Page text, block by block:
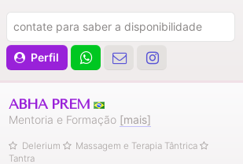
Perfil
contate para saber a disponibilidade
ABHA PREM
Mentoria e Formação [mais]
Delerium
Massagem e Terapia Tântrica
Tantra